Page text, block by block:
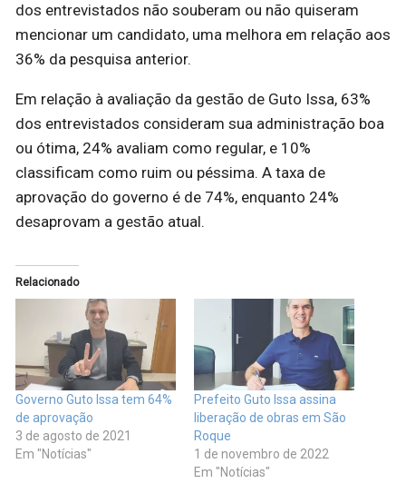
dos entrevistados não souberam ou não quiseram
mencionar um candidato, uma melhora em relação aos
36% da pesquisa anterior.
Em relação à avaliação da gestão de Guto Issa, 63%
dos entrevistados consideram sua administração boa
ou ótima, 24% avaliam como regular, e 10%
classificam como ruim ou péssima. A taxa de
aprovação do governo é de 74%, enquanto 24%
desaprovam a gestão atual.
Relacionado
Governo Guto Issa tem 64%
de aprovação
3 de agosto de 2021
Em "Notícias"
Prefeito Guto Issa assina
liberação de obras em São
Roque
1 de novembro de 2022
Em "Notícias"